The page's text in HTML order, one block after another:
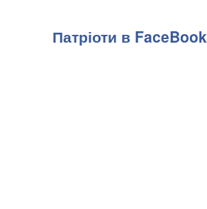
Патріоти в FaceBook